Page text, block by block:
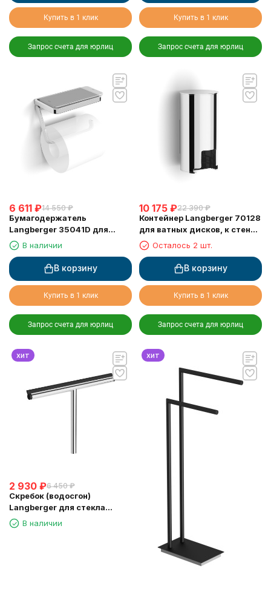
Купить в 1 клик
Запрос счета для юрлиц
Купить в 1 клик
Запрос счета для юрлиц
6 611 ₽14 550 ₽
Бумагодержатель
Langberger 35041D для
туалетной бумаги с
прорезиненной полкой хром
В наличии
В корзину
Купить в 1 клик
Запрос счета для юрлиц
10 175 ₽22 390 ₽
Контейнер Langberger 70128
для ватных дисков, к стене,
хромОсталось 2 шт.
В корзину
Купить в 1 клик
Запрос счета для юрлиц
хит
2 930 ₽6 450 ₽
Скребок (водосгон)
Langberger для стекла
зеркала хром (74183)
В наличии
хит